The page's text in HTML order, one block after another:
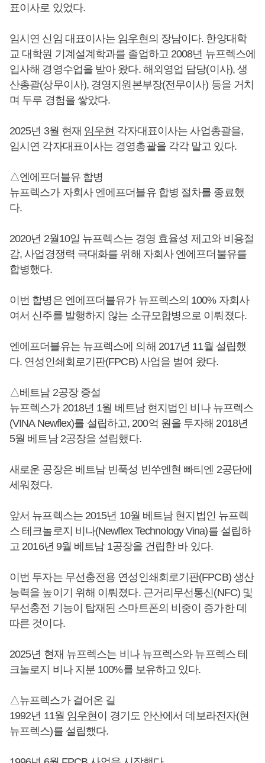
표이사로 있었다.
임시연 신임 대표이사는 임우현의 장남이다. 한양대학
교 대학원 기계설계학과를 졸업하고 2008년 뉴프렉스에
입사해 경영수업을 받아 왔다. 해외영업 담당(이사), 생
산총괄(상무이사), 경영지원본부장(전무이사) 등을 거치
며 두루 경험을 쌓았다.
2025년 3월 현재 임우현 각자대표이사는 사업총괄을,
임시연 각자대표이사는 경영총괄을 각각 맡고 있다.
△엔에프더블유 합병
뉴프렉스가 자회사 엔에프더블유 합병 절차를 종료했
다.
2020년 2월10일 뉴프렉스는 경영 효율성 제고와 비용절
감, 사업경쟁력 극대화를 위해 자회사 엔에프더불유를
합병했다.
이번 합병은 엔에프더블유가 뉴프렉스의 100% 자회사
여서 신주를 발행하지 않는 소규모합병으로 이뤄졌다.
엔에프더블유는 뉴프렉스에 의해 2017년 11월 설립했
다. 연성인쇄회로기판(FPCB) 사업을 벌여 왔다.
△베트남 2공장 증설
뉴프렉스가 2018년 1월 베트남 현지법인 비나 뉴프렉스
(VINA Newflex)를 설립하고, 200억 원을 투자해 2018년
5월 베트남 2공장을 설립했다.
새로운 공장은 베트남 빈푹성 빈쑤엔현 빠티엔 2공단에
세워졌다.
앞서 뉴프렉스는 2015년 10월 베트남 현지법인 뉴프렉
스 테크놀로지 비나(Newflex Technology Vina)를 설립하
고 2016년 9월 베트남 1공장을 건립한 바 있다.
이번 투자는 무선충전용 연성인쇄회로기판(FPCB) 생산
능력을 높이기 위해 이뤄졌다. 근거리무선통신(NFC) 및
무선충전 기능이 탑재된 스마트폰의 비중이 증가한 데
따른 것이다.
2025년 현재 뉴프렉스는 비나 뉴프렉스와 뉴프렉스 테
크놀로지 비나 지분 100%를 보유하고 있다.
△뉴프렉스가 걸어온 길
1992년 11월 임우현이 경기도 안산에서 데보라전자(현
뉴프렉스)를 설립했다.